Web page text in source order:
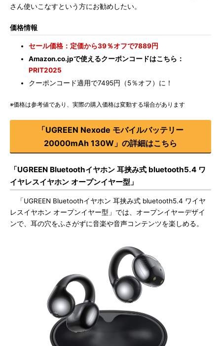
さん使いこなすという方にお勧めしたい。
価格情報
セール価格：定価から39％オフで7889円
Amazon.co.jpで使えるクーポンコードはこちら：
PRIT2025
クーポンコード適用で7495円（5％オフ）に！
※価格は参考値であり、実際の購入価格は変動する場合があります
「UGREEN Nexode モバイルバッテリー
20000mAh 130W」の詳細はこちら
「UGREEN Bluetoothイヤホン 耳挟み式 bluetooth5.4 ワ
イヤレスイヤホン オープンイヤー型」
「UGREEN Bluetoothイヤホン 耳挟み式 bluetooth5.4 ワイヤ
レスイヤホン オープンイヤー型」では、オープンイヤーデザイ
ンで、耳の穴をふさがずに音楽や音声コンテンツを楽しめる。